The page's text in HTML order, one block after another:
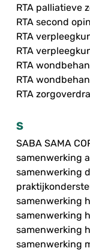
RTA palliatieve
RTA second
RTA
RTA
RTA
RTA
RTA
S
SABA SAMA
samenwerking
samenwerking
samenwerking
samenwerking
samenwerking
samenwerking